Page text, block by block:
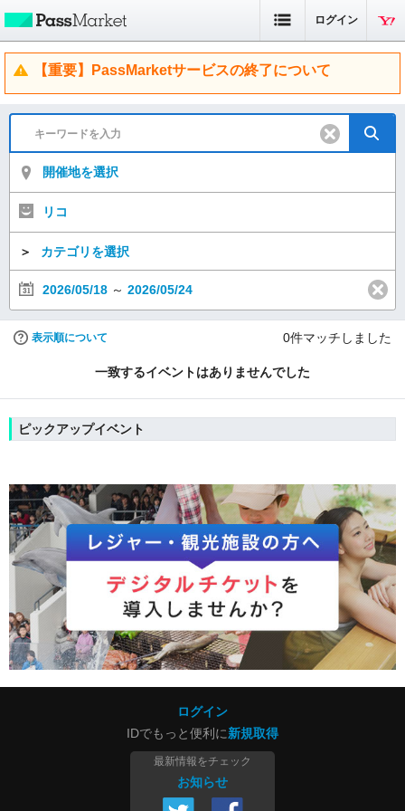
ログイン
【重要】PassMarketサービスの終了について
開催地を選択
リコ
＞ カテゴリを選択
2026/05/18 ～ 2026/05/24
表示順について 0件マッチしました
一致するイベントはありませんでした
ピックアップイベント
ログイン
IDでもっと便利に新規取得
最新情報をチェック
お知らせ